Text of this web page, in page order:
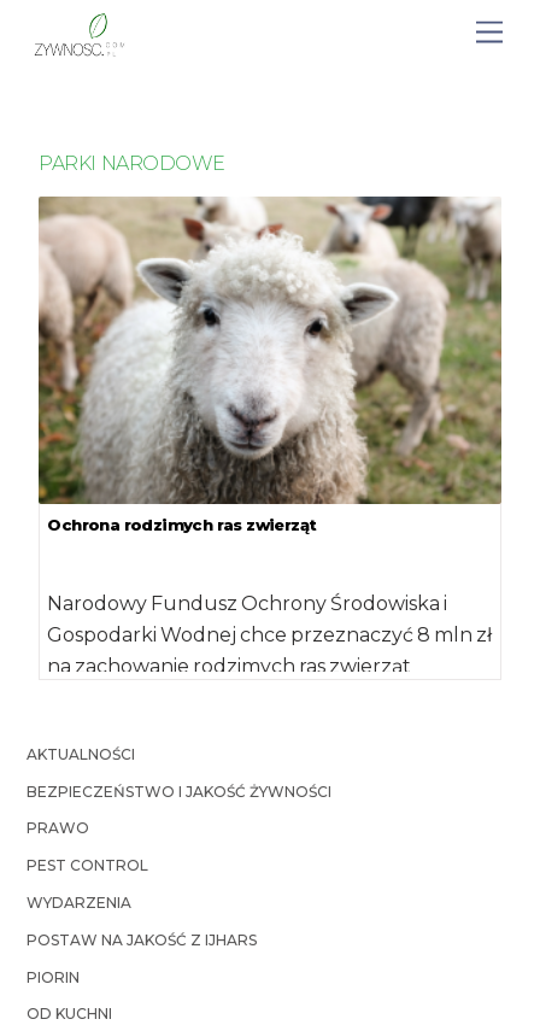
PARKI NARODOWE
Ochrona rodzimych ras zwierząt
Narodowy Fundusz Ochrony Środowiska i
Gospodarki Wodnej chce przeznaczyć 8 mln zł
na zachowanie rodzimych ras zwierząt
AKTUALNOŚCI
BEZPIECZEŃSTWO I JAKOŚĆ ŻYWNOŚCI
PRAWO
PEST CONTROL
WYDARZENIA
POSTAW NA JAKOŚĆ Z IJHARS
PIORIN
OD KUCHNI